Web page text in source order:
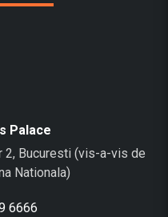
Palace
2, Bucuresti (vis-a-vis de
Nationala)
6666